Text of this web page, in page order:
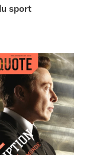
sport